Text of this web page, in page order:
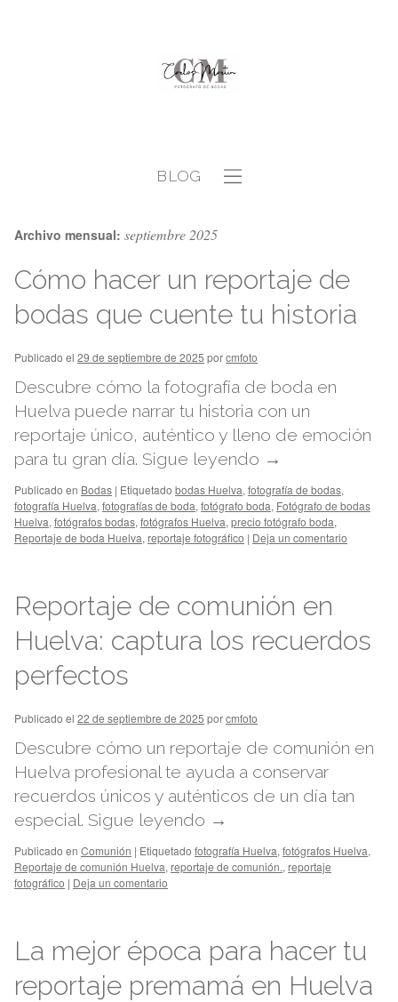
BLOG
Archivo mensual: septiembre 2025
Cómo hacer un reportaje de
bodas que cuente tu historia
Publicado el 29 de septiembre de 2025 porcmfoto
Descubre cómo la fotografía de boda en
Huelva puede narrar tu historia con un
reportaje único, auténtico y lleno de emoción
para tu gran día. Sigue leyendo →
Publicado en Bodas | Etiquetado bodas Huelva, fotografía de bodas,
fotografía Huelva, fotografías de boda, fotógrafo boda, Fotógrafo de bodas
Huelva, fotógrafos bodas, fotógrafos Huelva, precio fotógrafo boda,
Reportaje de boda Huelva, reportaje fotográfico | Deja un comentario
Reportaje de comunión en
Huelva: captura los recuerdos
perfectos
Publicado el 22 de septiembre de 2025 porcmfoto
Descubre cómo un reportaje de comunión en
Huelva profesional te ayuda a conservar
recuerdos únicos y auténticos de un día tan
especial. Sigue leyendo →
Publicado en Comunión | Etiquetado fotografía Huelva, fotógrafos Huelva,
Reportaje de comunión Huelva, reportaje de comunión., reportaje
fotográfico | Deja un comentario
La mejor época para hacer tu
reportaje premamá en Huelva